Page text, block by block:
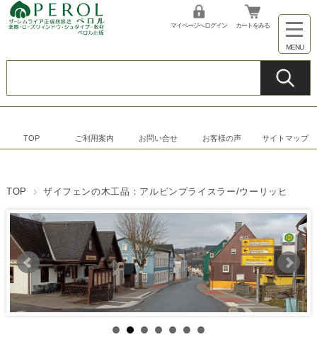
マイページへログイン カートをみる
TOP ご利用案内 お問い合せ お客様の声 サイトマップ
TOP ザイフェンの木工品：アルビンプライスラー/ウーリッヒ